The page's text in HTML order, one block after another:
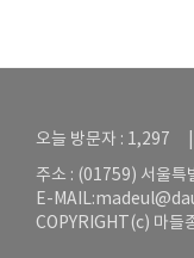
오늘 방문자 : 1,297
주소 : (01759) 서울특
E-MAIL:
COPYRIGHT(c) 마들